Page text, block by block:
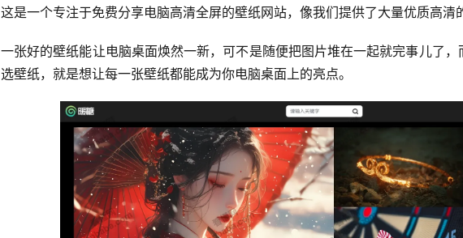
这是一个专注于免费分享电脑高清全屏的壁纸网站，像我们提供了大量优质高清
一张好的壁纸能让电脑桌面焕然一新，可不是随便把图片堆在一起就完事儿了
选壁纸，就是想让每一张壁纸都能成为你电脑桌面上的亮点。